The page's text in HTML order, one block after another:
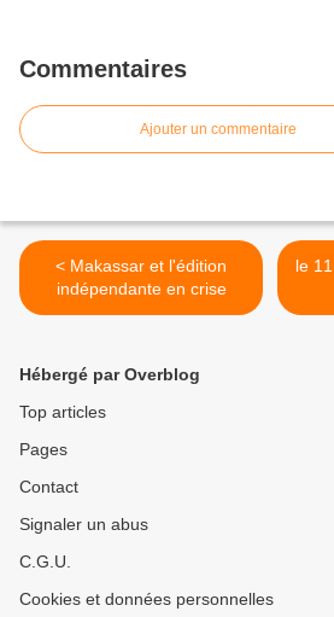
Commentaires
Ajouter un commentaire
< Makassar et l'édition
indépendante en crise
le
Hébergé par Overblog
Top articles
Pages
Contact
Signaler un abus
C.G.U.
Cookies et données personnelles